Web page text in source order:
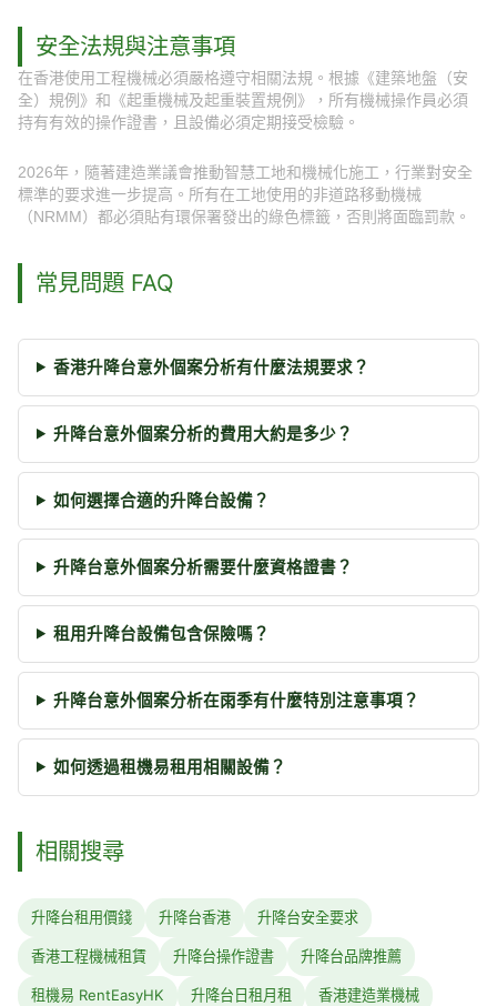
安全法規與注意事項
在香港使用工程機械必須嚴格遵守相關法規。根據《建築地盤（安
全）規例》和《起重機械及起重裝置規例》，所有機械操作員必須
持有有效的操作證書，且設備必須定期接受檢驗。
2026年，隨著建造業議會推動智慧工地和機械化施工，行業對安全
標準的要求進一步提高。所有在工地使用的非道路移動機械
（NRMM）都必須貼有環保署發出的綠色標籤，否則將面臨罰款。
常見問題 FAQ
香港升降台意外個案分析有什麼法規要求？
升降台意外個案分析的費用大約是多少？
如何選擇合適的升降台設備？
升降台意外個案分析需要什麼資格證書？
租用升降台設備包含保險嗎？
升降台意外個案分析在雨季有什麼特別注意事項？
如何透過租機易租用相關設備？
相關搜尋
升降台租用價錢 升降台香港 升降台安全要求
香港工程機械租賃 升降台操作證書 升降台品牌推薦
租機易 RentEasyHK 升降台日租月租 香港建造業機械